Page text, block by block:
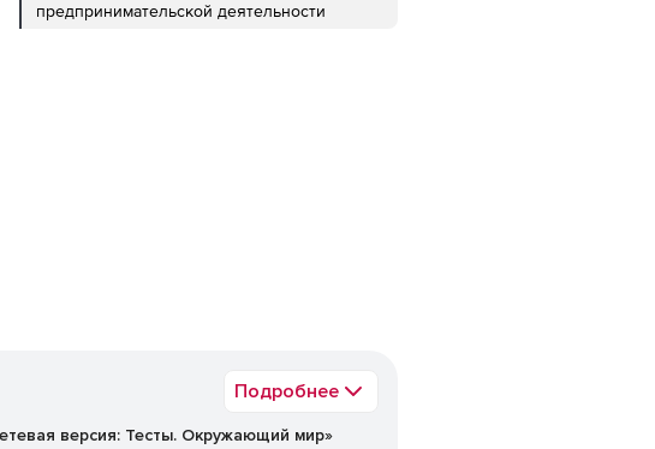
предпринимательской деятельности
Подробнее
версия: Тесты. Окружающий мир»